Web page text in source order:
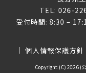
TEL: 026-
受付時間: 8:30 –
個人情報保護方針
Copyright:(C) 2026 (